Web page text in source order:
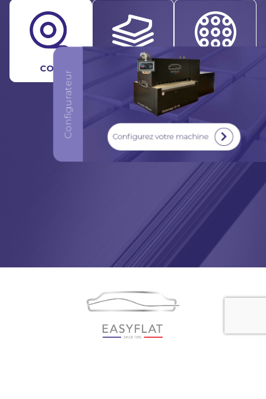
COIL FEUILLE
Suivant
Configurez votre machine